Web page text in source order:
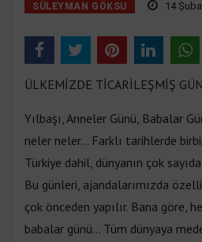
SÜLEYMAN GÖKSU 14
ÜLKEMİZDE TİCARİLEŞMİŞ
Yılbaşı, Anneler Günü, Babalar
neler neler… Farklı tarihlerde
Türkiye dahil, dünyanın çok
Bu günleri, ajandalarımızda
çok önceden yapılır. Bana göre,
babalar günü… Tüm dünyaya